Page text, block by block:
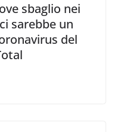
sbaglio nei
sarebbe un
del